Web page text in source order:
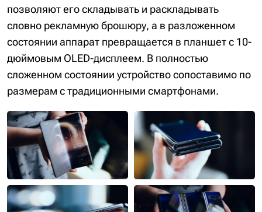
позволяют его складывать и раскладывать
словно рекламную брошюру, а в разложенном
состоянии аппарат превращается в планшет с 10-
дюймовым OLED-дисплеем. В полностью
сложенном состоянии устройство сопоставимо по
размерам с традиционными смартфонами.